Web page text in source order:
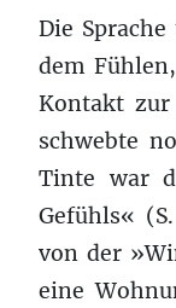
Die
dem
Kontakt
schwebte
Tinte war
Gefühls«
von der
eine